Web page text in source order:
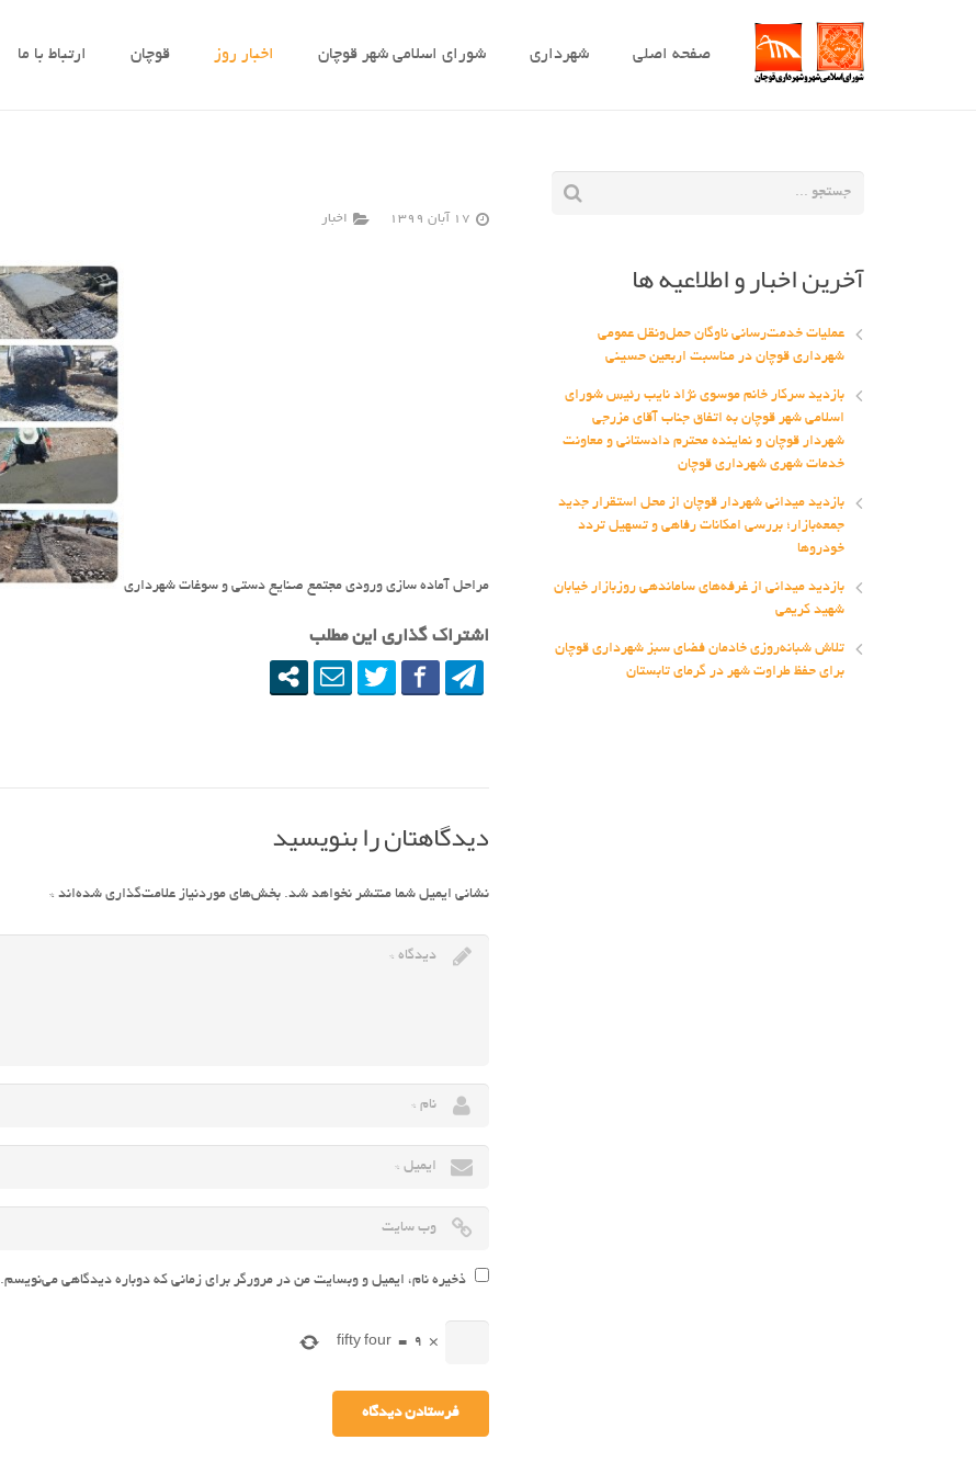
صفحه اصلی شهرداری شورای اسلامی شهر قوچان اخبار روز قوچان ارتباط با ما
17 آبان 1399 اخبار
مراحل آماده سازی ورودی مجتمع صنایع دستی و سوغات شهرداری
اشتراک گذاری این مطلب
دیدگاهتان را بنویسید
نشانی ایمیل شما منتشر نخواهد شد. بخش‌های موردنیاز علامت‌گذاری شده‌اند *
ذخیره نام، ایمیل و وبسایت من در مرورگر برای زمانی که دوباره دیدگاهی می‌نویسم.
×
9
=
fifty four
آخرین اخبار و اطلاعیه ها
عملیات خدمت‌رسانی ناوگان حمل‌ونقل عمومی
شهرداری قوچان در مناسبت اربعین حسینی
بازدید سرکار خانم موسوی نژاد نایب رئیس شورای
اسلامی شهر قوچان به اتفاق جناب آقای مزرجی
شهردار قوچان و نماینده محترم دادستانی و معاونت
خدمات شهری شهرداری قوچان
بازدید میدانی شهردار قوچان از محل استقرار جدید
جمعه‌بازار؛ بررسی امکانات رفاهی و تسهیل تردد
خودروها
بازدید میدانی از غرفه‌های ساماندهی روزبازار خیابان
شهید کریمی
تلاش شبانه‌روزی خادمان فضای سبز شهرداری قوچان
برای حفظ طراوت شهر در گرمای تابستان